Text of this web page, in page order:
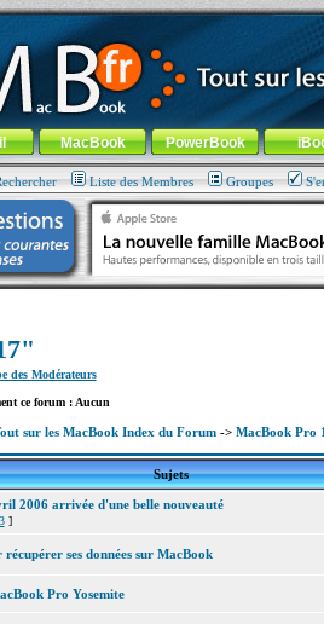
100% nomade !
au menu général-Aller au menu de
MacBook PowerBook
Liste des Membres Groupes
des Modérateurs
ce forum : Aucun
sur les MacBook Index du Forum-> MacBook Pro
Sujets
2006 arrivée d'une belle nouveauté
3]
récupérer ses données sur MacBook
Pro Yosemite